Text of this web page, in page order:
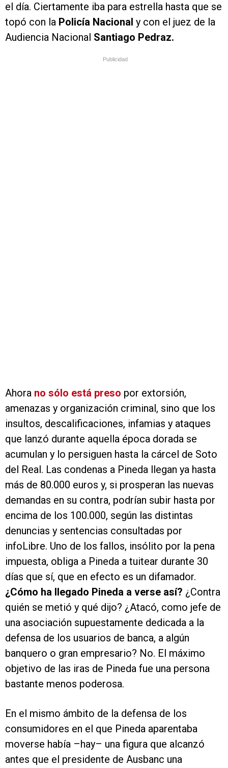
el día. Ciertamente iba para estrella hasta que se
topó con la Policía Nacional y con el juez de la
Audiencia Nacional Santiago Pedraz.
Publicidad
Ahora no sólo está preso por extorsión,
amenazas y organización criminal, sino que los
insultos, descalificaciones, infamias y ataques
que lanzó durante aquella época dorada se
acumulan y lo persiguen hasta la cárcel de Soto
del Real. Las condenas a Pineda llegan ya hasta
más de 80.000 euros y, si prosperan las nuevas
demandas en su contra, podrían subir hasta por
encima de los 100.000, según las distintas
denuncias y sentencias consultadas por
infoLibre. Uno de los fallos, insólito por la pena
impuesta, obliga a Pineda a tuitear durante 30
días que sí, que en efecto es un difamador.
¿Cómo ha llegado Pineda a verse así? ¿Contra
quién se metió y qué dijo? ¿Atacó, como jefe de
una asociación supuestamente dedicada a la
defensa de los usuarios de banca, a algún
banquero o gran empresario? No. El máximo
objetivo de las iras de Pineda fue una persona
bastante menos poderosa.
En el mismo ámbito de la defensa de los
consumidores en el que Pineda aparentaba
moverse había –hay– una figura que alcanzó
antes que el presidente de Ausbanc una